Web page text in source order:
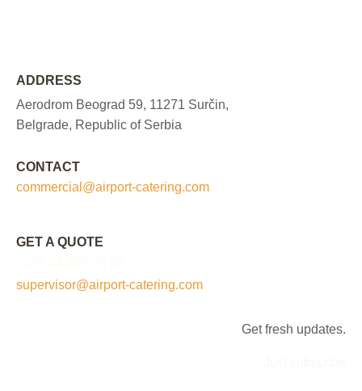
ADDRESS
Aerodrom Beograd 59, 11271 Surčin,
Belgrade, Republic of Serbia
CONTACT
commercial@airport-catering.com
GET A QUOTE
supervisor@airport-catering.com
Get fresh updates.